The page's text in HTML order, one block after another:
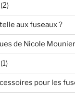
aux fuseaux ?
de Nicole Mounier
pour les